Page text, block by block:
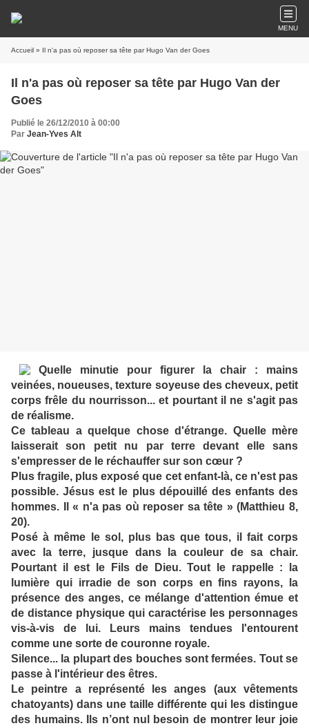
MENU
Accueil » Il n'a pas où reposer sa tête par Hugo Van der Goes
Il n'a pas où reposer sa tête par Hugo Van der
Goes
Publié le 26/12/2010 à 00:00
Par Jean-Yves Alt
Quelle minutie pour figurer la chair : mains
veinées, noueuses, texture soyeuse des cheveux, petit
corps frêle du nourrisson... et pourtant il ne s'agit pas
de réalisme.
Ce tableau a quelque chose d'étrange. Quelle mère
laisserait son petit nu par terre devant elle sans
s'empresser de le réchauffer sur son cœur ?
Plus fragile, plus exposé que cet enfant-là, ce n'est pas
possible. Jésus est le plus dépouillé des enfants des
hommes. Il « n'a pas où reposer sa tête » (Matthieu 8,
20).
Posé à même le sol, plus bas que tous, il fait corps
avec la terre, jusque dans la couleur de sa chair.
Pourtant il est le Fils de Dieu. Tout le rappelle : la
lumière qui irradie de son corps en fins rayons, la
présence des anges, ce mélange d'attention émue et
de distance physique qui caractérise les personnages
vis-à-vis de lui. Leurs mains tendues l'entourent
comme une sorte de couronne royale.
Silence... la plupart des bouches sont fermées. Tout se
passe à l'intérieur des êtres.
Le peintre a représenté les anges (aux vêtements
chatoyants) dans une taille différente qui les distingue
des humains. Ils n’ont nul besoin de montrer leur joie